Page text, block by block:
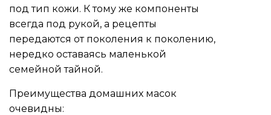
под тип кожи. К тому же компоненты
всегда под рукой, а рецепты
передаются от поколения к поколению,
нередко оставаясь маленькой
семейной тайной.
Преимущества домашних масок
очевидны: